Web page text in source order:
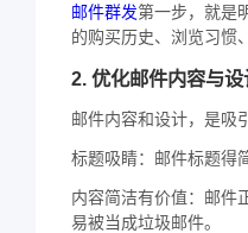
邮件群发第一步，就是
的购买历史、浏览习惯
2. 优化邮件内容与设
邮件内容和设计，是吸
标题吸睛：邮件标题得
内容简洁有价值：邮件
易被当成垃圾邮件。